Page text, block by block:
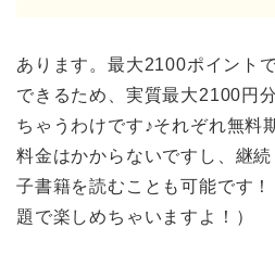
あります。最大2100ポイント
できるため、実質最大2100円
ちゃうわけです♪それぞれ無料
料金はかからないですし、継
子書籍を読むことも可能です
題で楽しめちゃいますよ！）